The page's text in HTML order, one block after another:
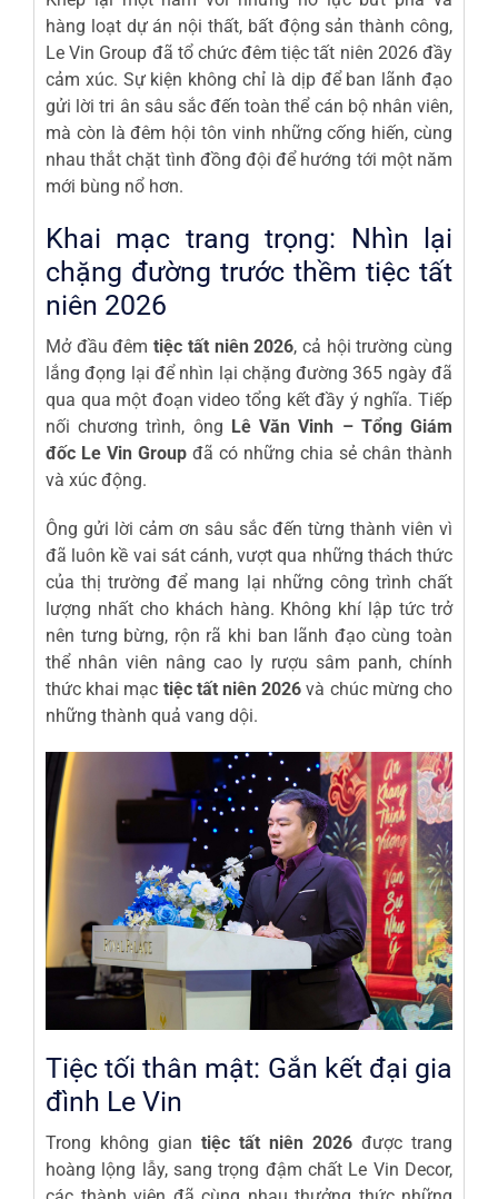
hàng loạt dự án nội thất, bất động sản thành công,
Le Vin Group đã tổ chức đêm tiệc tất niên 2026 đầy
cảm xúc. Sự kiện không chỉ là dịp để ban lãnh đạo
gửi lời tri ân sâu sắc đến toàn thể cán bộ nhân viên,
mà còn là đêm hội tôn vinh những cống hiến, cùng
nhau thắt chặt tình đồng đội để hướng tới một năm
mới bùng nổ hơn.
Khai mạc trang trọng: Nhìn lại
chặng đường trước thềm tiệc tất
niên 2026
Mở đầu đêmtiệc tất niên 2026, cả hội trường cùng
lắng đọng lại để nhìn lại chặng đường 365 ngày đã
qua qua một đoạn video tổng kết đầy ý nghĩa. Tiếp
nối chương trình, ông Lê Văn Vinh – Tổng Giám
đốc Le Vin Group đã có những chia sẻ chân thành
và xúc động.
Ông gửi lời cảm ơn sâu sắc đến từng thành viên vì
đã luôn kề vai sát cánh, vượt qua những thách thức
của thị trường để mang lại những công trình chất
lượng nhất cho khách hàng. Không khí lập tức trở
nên tưng bừng, rộn rã khi ban lãnh đạo cùng toàn
thể nhân viên nâng cao ly rượu sâm panh, chính
thức khai mạc tiệc tất niên 2026 và chúc mừng cho
những thành quả vang dội.
Tiệc tối thân mật: Gắn kết đại gia
đình Le Vin
Trong không gian tiệc tất niên 2026 được trang
hoàng lộng lẫy, sang trọng đậm chất Le Vin Decor,